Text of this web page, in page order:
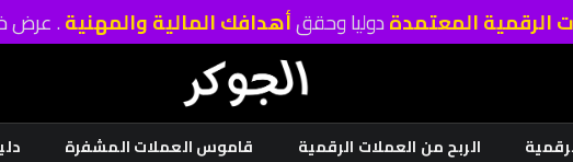
الرقمية المعتمدةدوليا وحققأهدافك المالية والمهنية. عرض
الربح من العملات الرقمية قاموس العملات المشفرة